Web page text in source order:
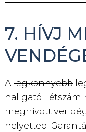
7. HÍVJ
A legkönnyebb
hallgatói létszám
meghívott
helyetted.